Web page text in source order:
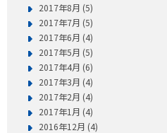
2017年8月 (5)
2017年7月 (5)
2017年6月 (4)
2017年5月 (5)
2017年4月 (6)
2017年3月 (4)
2017年2月 (4)
2017年1月 (4)
2016年12月 (4)